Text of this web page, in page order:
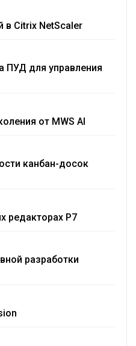
в Citrix NetScaler
ПУД для управления
от MWS AI
канбан-досок
редакторах Р7
разработки